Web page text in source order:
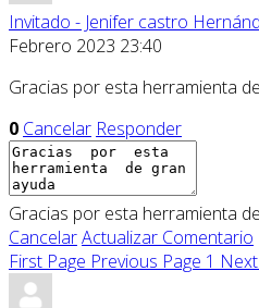
Invitado - Jenifer castro
Febrero 2023 23:40
Gracias por esta herramienta
0 Cancelar Responder
Gracias por esta herramienta
CancelarActualizar Comentario
First Page Previous Page 1